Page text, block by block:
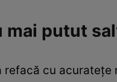
mai putut
cu acuratețe